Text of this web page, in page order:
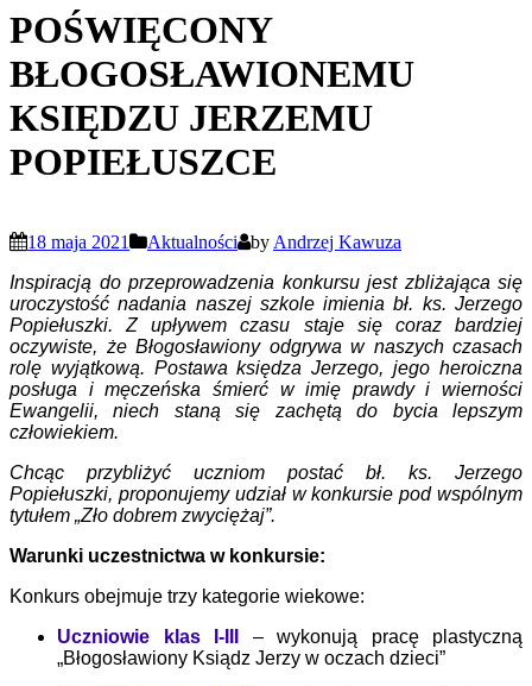
POŚWIĘCONY
BŁOGOSŁAWIONEMU
KSIĘDZU JERZEMU
POPIEŁUSZCE
18 maja 2021 Aktualności by Andrzej Kawuza
Inspiracją do przeprowadzenia konkursu jest zbliżająca się
uroczystość nadania naszej szkole imienia bł. ks. Jerzego
Popiełuszki. Z upływem czasu staje się coraz bardziej
oczywiste, że Błogosławiony odgrywa w naszych czasach
rolę wyjątkową. Postawa księdza Jerzego, jego heroiczna
posługa i męczeńska śmierć w imię prawdy i wierności
Ewangelii, niech staną się zachętą do bycia lepszym
człowiekiem.
Chcąc przybliżyć uczniom postać bł. ks. Jerzego
Popiełuszki, proponujemy udział w konkursie pod wspólnym
tytułem „Zło dobrem zwyciężaj”.
Warunki uczestnictwa w konkursie:
Konkurs obejmuje trzy kategorie wiekowe:
Uczniowie klas I-III
– wykonują pracę plastyczną
„Błogosławiony Ksiądz Jerzy w oczach dzieci”